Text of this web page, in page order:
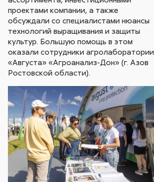
проектами компании, а также
обсуждали со специалистами нюансы
технологий выращивания и защиты
культур. Большую помощь в этом
оказали сотрудники агролаборатории
«Августа» «Агроанализ-Дон» (г. Азов
Ростовской области).